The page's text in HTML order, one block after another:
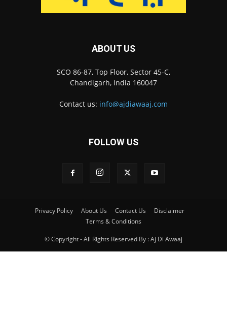
ABOUT US
SCO 86-87, Top Floor, Sector 45-C,
Chandigarh, India 160047
Contact us: info@ajdiawaaj.com
FOLLOW US
Privacy Policy About Us Contact Us
Disclaimer
Terms & Conditions
© Copyright - All Rights Reserved By : Aj Di Awaaj